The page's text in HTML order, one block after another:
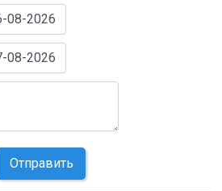
Отправить